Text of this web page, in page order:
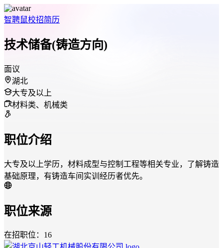
智聘鼠校招简历
技术储备(铸造方向)
面议
湖北
大专及以上
材料类、机械类
职位介绍
大专及以上学历，材料成型与控制工程等相关专业，了解铸造
基础原理，有铸造车间实训经历者优先。
职位来源
在招职位：16